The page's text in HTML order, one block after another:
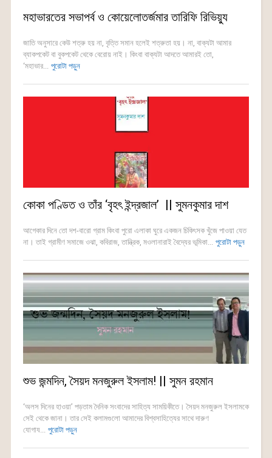
মহাভারতের সভাপর্ব ও কোয়েলোতর্জমার তারিফি রিভিয়্যু
জাতি অনুসারে কেউ শত্রু হয় না, বৃত্তি সমান হলেই শত্রুতা হয়। না, বাক্যটা আমার
ব্যাকপকেট বা বুকপকেট থেকে বেরোয় নাই। কিংবা বাক্যটা আদতে আমারই তো,
‘মহাভার... পুরোটা পড়ুন
কোকা পণ্ডিত ও তাঁর ‘বৃহৎ ইন্দ্রজাল’ || সুমনকুমার দাশ
আগেকার দিনে তো দশ-বারো গ্রাম কিংবা পুরো এলাকা ঘুরে একজন চিকিৎসক খুঁজে পাওয়া যেত
না। তাই গ্রামীণ সমাজে ওঝা, কবিরাজ, তান্ত্রিক, মওলানারাই বৈদ্যের ভূমিকা... পুরোটা পড়ুন
শুভ জন্মদিন, সৈয়দ মনজুরুল ইসলাম! || সুমন রহমান
‘অলস দিনের হাওয়া’ পড়তাম দৈনিক সংবাদের সাহিত্য সাময়িকীতে। সৈয়দ মনজুরুল ইসলামকে
সেই থেকে জানা। তার সেই কলামগুলো আমাদের বিশ্বসাহিত্যের সাথে দারুণ
যোগায... পুরোটা পড়ুন